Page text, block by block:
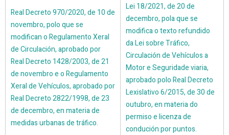
Real Decreto 970/2020, de 10 de
novembro, polo que se
modifican o Regulamento Xeral
de Circulación, aprobado por
Real Decreto 1428/2003, de 21
de novembro e o Regulamento
Xeral de Vehículos, aprobado por
Real Decreto 2822/1998, de 23
de decembro, en materia de
medidas urbanas de tráfico.
Lei 18/2021, de 20 de
decembro, pola que se
modifica o texto refundido
da Lei sobre Tráfico,
Circulación de Vehículos a
Motor e Seguridade viaria,
aprobado polo Real Decreto
Lexislativo 6/2015, de 30 de
outubro, en materia do
permiso e licenza de
condución por puntos.